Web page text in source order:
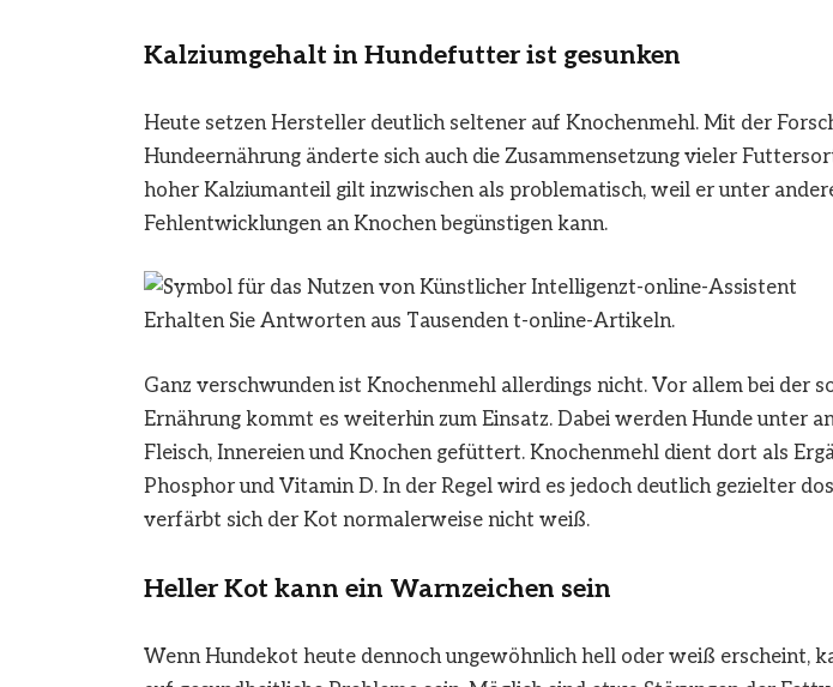
Kalziumgehalt in Hundefutter ist gesunken
Heute setzen Hersteller deutlich seltener auf Knochenmehl. Mit der
Hundeernährung änderte sich auch die Zusammensetzung vieler
hoher Kalziumanteil gilt inzwischen als problematisch, weil er unter
Fehlentwicklungen an Knochen begünstigen kann.
t-online-Assistent
Erhalten Sie Antworten aus Tausenden t-online-Artikeln.
Ganz verschwunden ist Knochenmehl allerdings nicht. Vor allem bei der
Ernährung kommt es weiterhin zum Einsatz. Dabei werden Hunde unter
Fleisch, Innereien und Knochen gefüttert. Knochenmehl dient dort als
Phosphor und Vitamin D. In der Regel wird es jedoch deutlich gezielter
verfärbt sich der Kot normalerweise nicht weiß.
Heller Kot kann ein Warnzeichen sein
Wenn Hundekot heute dennoch ungewöhnlich hell oder weiß erscheint,